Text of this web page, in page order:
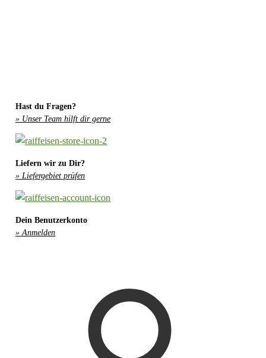
Hast du Fragen?
» Unser Team hilft dir gerne
Liefern wir zu Dir?
» Liefergebiet prüfen
Dein Benutzerkonto
» Anmelden